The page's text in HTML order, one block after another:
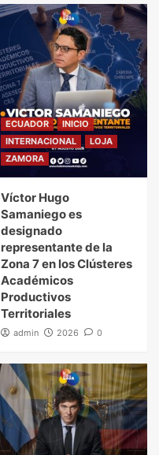
ECUADOR
INICIO
INTERNACIONAL
LOJA
ZAMORA
Víctor Hugo
Samaniego es
designado
representante de la
Zona 7 en los Clústeres
Académicos
Productivos
Territoriales
admin 2026 0